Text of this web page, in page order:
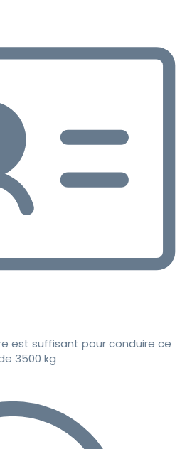
est suffisant pour conduire ce
3500 kg